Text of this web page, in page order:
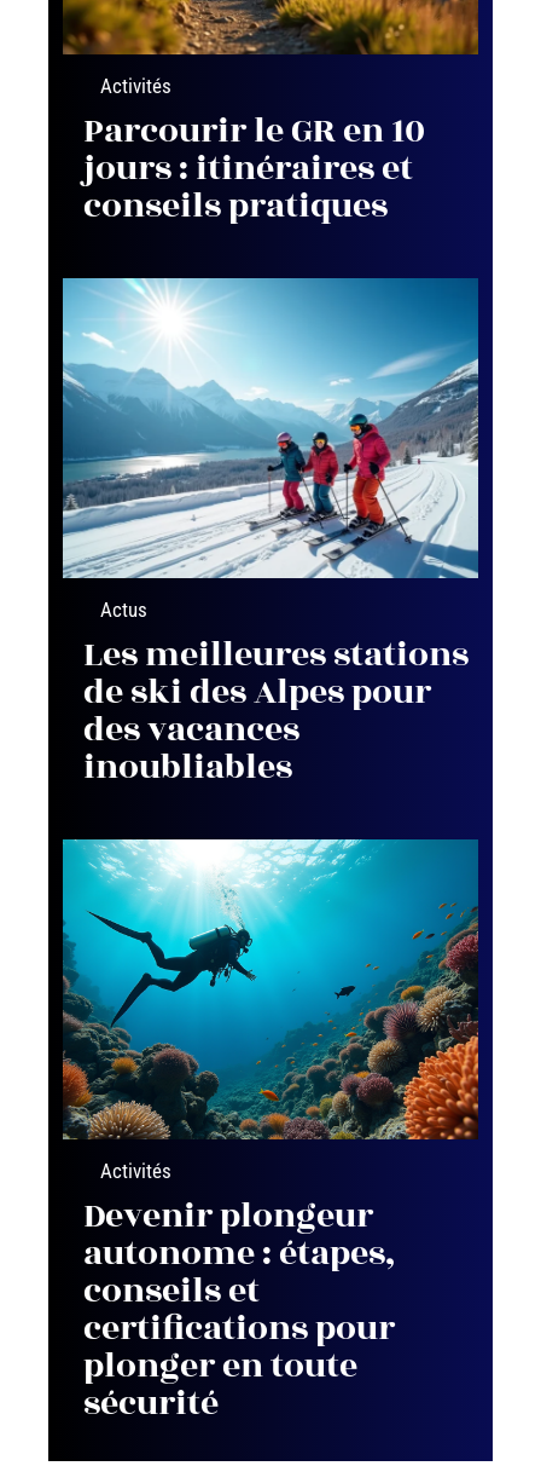
Activités
Parcourir le GR en 10
jours : itinéraires et
conseils pratiques
Actus
Les meilleures stations
de ski des Alpes pour
des vacances
inoubliables
Activités
Devenir plongeur
autonome : étapes,
conseils et
certifications pour
plonger en toute
sécurité